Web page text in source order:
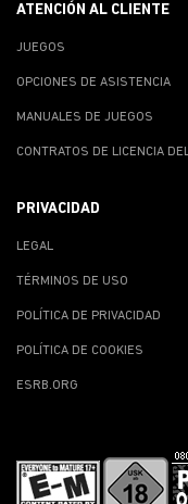
ATENCIÓN AL CLIENTE
JUEGOS
OPCIONES DE ASISTENCIA
MANUALES DE JUEGOS
CONTRATOS DE LICENCIA
PRIVACIDAD
LEGAL
TÉRMINOS DE USO
POLÍTICA DE PRIVACIDAD
POLÍTICA DE COOKIES
ESRB.ORG